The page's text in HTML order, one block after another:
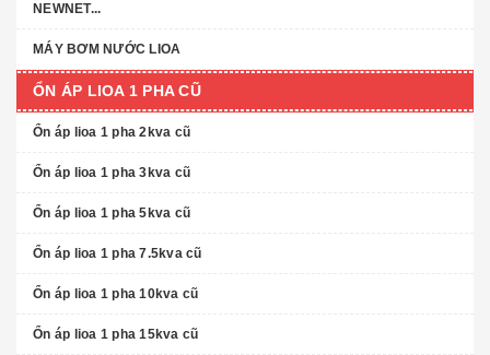
NEWNET...
MÁY BƠM NƯỚC LIOA
ỔN ÁP LIOA 1 PHA CŨ
Ổn áp lioa 1 pha 2kva cũ
Ổn áp lioa 1 pha 3kva cũ
Ổn áp lioa 1 pha 5kva cũ
Ổn áp lioa 1 pha 7.5kva cũ
Ổn áp lioa 1 pha 10kva cũ
Ổn áp lioa 1 pha 15kva cũ